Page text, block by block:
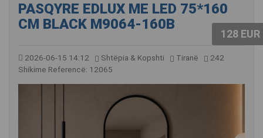
PASQYRE EDLUX ME LED 75*160
CM BLACK M9064-160B
2026-06-15 14:12 Shtëpia & Kopshti Tiranë
242
Shikime Referencë: 12065
128 EUR